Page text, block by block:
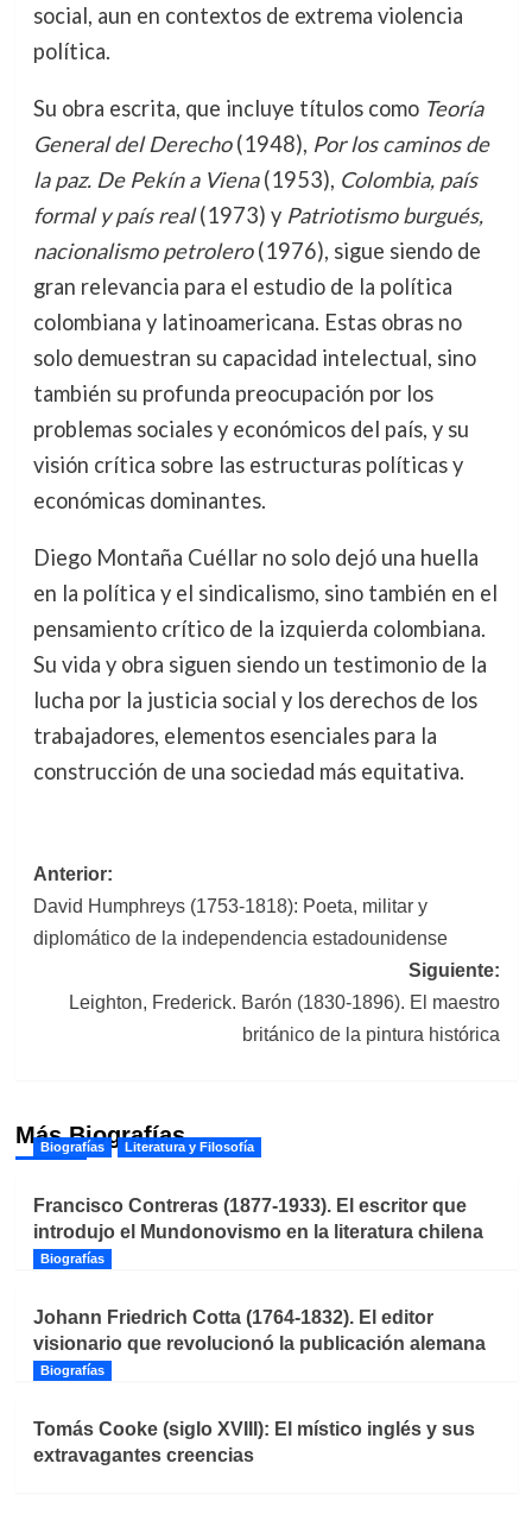
social, aun en contextos de extrema violencia
política.
Su obra escrita, que incluye títulos como Teoría
General del Derecho(1948), Por los caminos de
la paz. De Pekín a Viena(1953), Colombia, país
formal y país real(1973) y Patriotismo burgués,
nacionalismo petrolero(1976), sigue siendo de
gran relevancia para el estudio de la política
colombiana y latinoamericana. Estas obras no
solo demuestran su capacidad intelectual, sino
también su profunda preocupación por los
problemas sociales y económicos del país, y su
visión crítica sobre las estructuras políticas y
económicas dominantes.
Diego Montaña Cuéllar no solo dejó una huella
en la política y el sindicalismo, sino también en el
pensamiento crítico de la izquierda colombiana.
Su vida y obra siguen siendo un testimonio de la
lucha por la justicia social y los derechos de los
trabajadores, elementos esenciales para la
construcción de una sociedad más equitativa.
Navegación
de
Anterior:
David Humphreys (1753-1818): Poeta, militar y
diplomático de la independencia estadounidense
Siguiente:
Leighton, Frederick. Barón (1830-1896). El maestro
británico de la pintura histórica
Más Biografías
Biografías Literatura y Filosofía
Francisco Contreras (1877-1933). El escritor que
introdujo el Mundonovismo en la literatura chilena
Biografías
Johann Friedrich Cotta (1764-1832). El editor
visionario que revolucionó la publicación alemana
Biografías
Tomás Cooke (siglo XVIII): El místico inglés y sus
extravagantes creencias